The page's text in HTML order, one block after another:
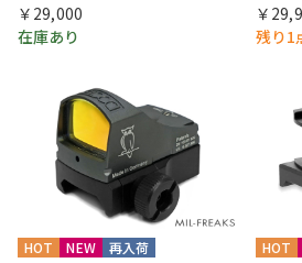
￥29,000
在庫あり
￥
残り1
HOT NEW 再入荷 HOT